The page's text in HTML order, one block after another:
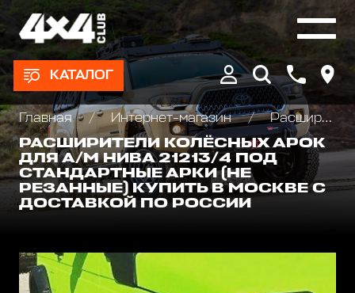
КАТАЛОГ
Главная Интернет-магазин
Расширители колесных арок
РАСШИРИТЕЛИ КОЛЁСНЫХ АРОК
ДЛЯ А/М НИВА 21213/4 ПОД
СТАНДАРТНЫЕ АРКИ (НЕ
РЕЗАННЫЕ) КУПИТЬ В МОСКВЕ С
ДОСТАВКОЙ ПО РОССИИ